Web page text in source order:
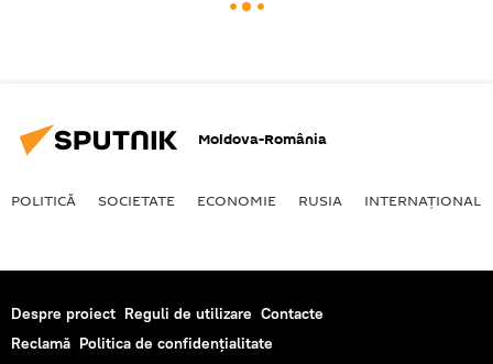
Moldova-România
POLITICĂ SOCIETATE ECONOMIE RUSIA INTERNAŢIONAL
Despre proiect Reguli de utilizare Contacte
Reclamă Politica de confidențialitate